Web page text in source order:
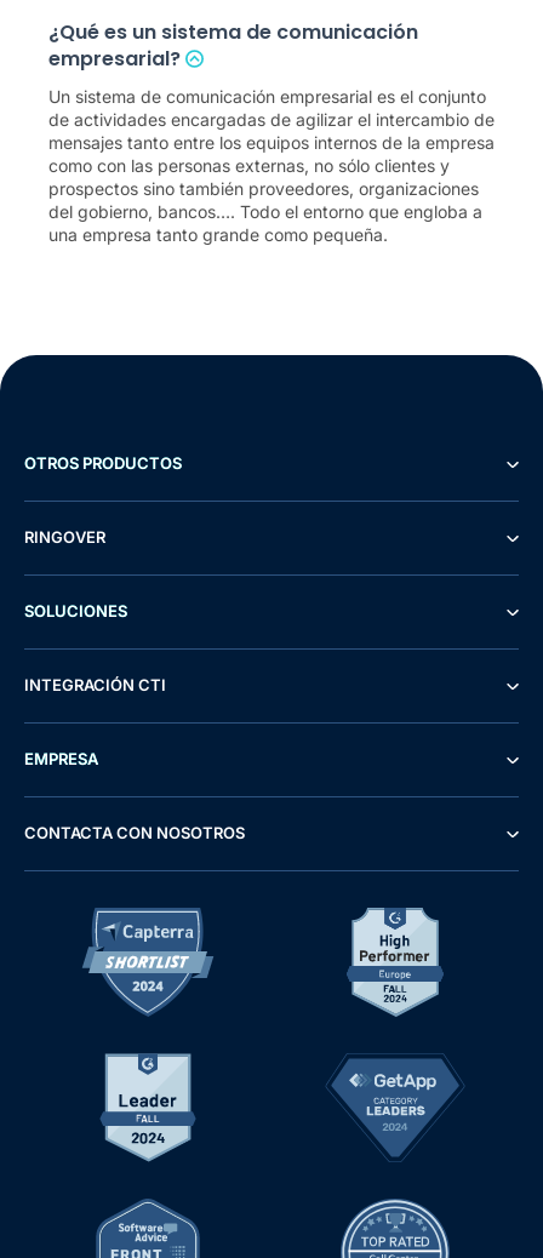
¿Qué es un sistema de comunicación
empresarial?
Un sistema de comunicación empresarial es el conjunto
de actividades encargadas de agilizar el intercambio de
mensajes tanto entre los equipos internos de la empresa
como con las personas externas, no sólo clientes y
prospectos sino también proveedores, organizaciones
del gobierno, bancos…. Todo el entorno que engloba a
una empresa tanto grande como pequeña.
OTROS PRODUCTOS
RINGOVER
SOLUCIONES
INTEGRACIÓN CTI
EMPRESA
CONTACTA CON NOSOTROS